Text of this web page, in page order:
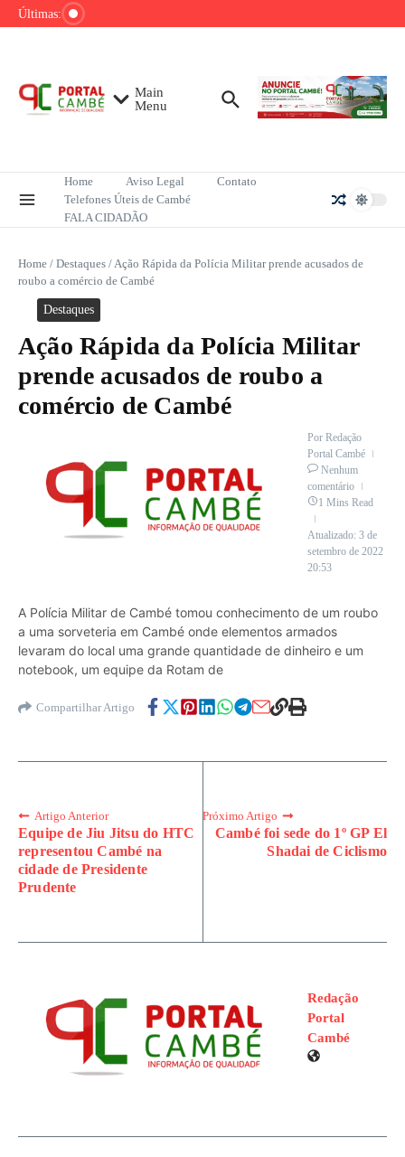
Ir para o conteúdo
Últimas:
Mega-Sena sorteia R$ 165 milhões neste
sobre redução do desmatamento na Amazônia
Main
Menu
Home Aviso Legal
Contato
Telefones Úteis de Cambé
FALA CIDADÃO
Home / Destaques /Ação Rápida da Polícia Militar prende acusados de
roubo a comércio de Cambé
Destaques
Ação Rápida da Polícia Militar
prende acusados de roubo a
comércio de Cambé
Por Redação
Portal Cambé
Nenhum
comentário
1 Mins Read
Atualizado: 3 de
setembro de 2022
20:53
A Polícia Militar de Cambé tomou conhecimento de um roubo
a uma sorveteria em Cambé onde elementos armados
levaram do local uma grande quantidade de dinheiro e um
notebook, um equipe da Rotam de
Compartilhar Artigo
Artigo Anterior
Equipe de Jiu Jitsu do HTC
representou Cambé na
cidade de Presidente
Prudente
Próximo Artigo
Cambé foi sede do 1º GP El
Shadai de Ciclismo
Redação
Portal
Cambé